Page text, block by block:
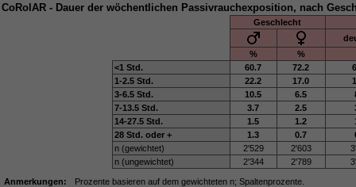
CoRolAR - Dauer der wöchentlichen Passivrauchexposition, nach
Geschlecht
%
%
<1 Std.
60.7 72.2
1-2.5 Std.
22.2 17.0
3-6.5 Std.
10.5 6.5
7-13.5 Std.
3.7 2.5
14-27.5 Std.
1.5 1.2
28 Std. oder +
1.3 0.7
n (gewichtet)
2'529 2'603
n (ungewichtet)
2'344 2'789
Anmerkungen:
Prozente basieren auf dem gewichteten n; Spaltenprozente.